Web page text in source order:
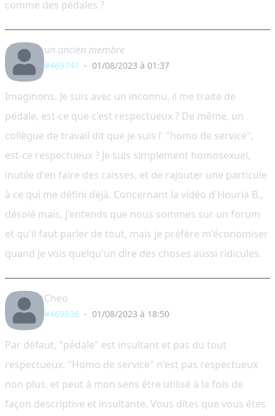
comme des pédales ?
un ancien membre
#469741 - 01/08/2023 à 01:37
Imaginons. Je suis avec un inconnu, il me traite de
pédale, est-ce que c'est respectueux ? De même, un
collègue de travail dit que je suis l' "homo de service",
est-ce respectueux ? Je suis simplement homosexuel,
inutile d'en faire des caisses, et de rajouter une particule
à ce qui me défini déjà. Concernant la vidéo d'Houria B.,
désolé mais, j'entends que nous sommes sur un forum
et qu'il faut parler de tout, mais je préfère m'économiser
quand je vois quelqu'un dire des choses aussi ridicules.
Cheo
#469836 - 01/08/2023 à 18:50
Par défaut, "pédale" est insultant et pas du tout
respectueux. "Homo de service" n'est pas respectueux
non plus, et peut à mon sens être utilisé à la fois de
façon descriptive et insultante. Vous dîtes que vous êtes